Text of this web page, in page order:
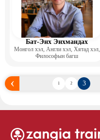
Бат-Энх Энхмандах
Монгол хэл, Англи хэл, Хятад хэл,
Философын багш
1 2 3